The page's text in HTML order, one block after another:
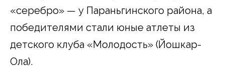
«серебро» — у Параньгинского района, а
победителями стали юные атлеты из
детского клуба «Молодость» (Йошкар-
Ола).